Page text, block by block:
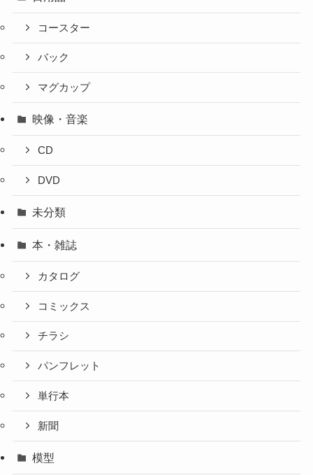
コースター
バック
マグカップ
映像・音楽
CD
DVD
未分類
本・雑誌
カタログ
コミックス
チラシ
パンフレット
単行本
新聞
模型